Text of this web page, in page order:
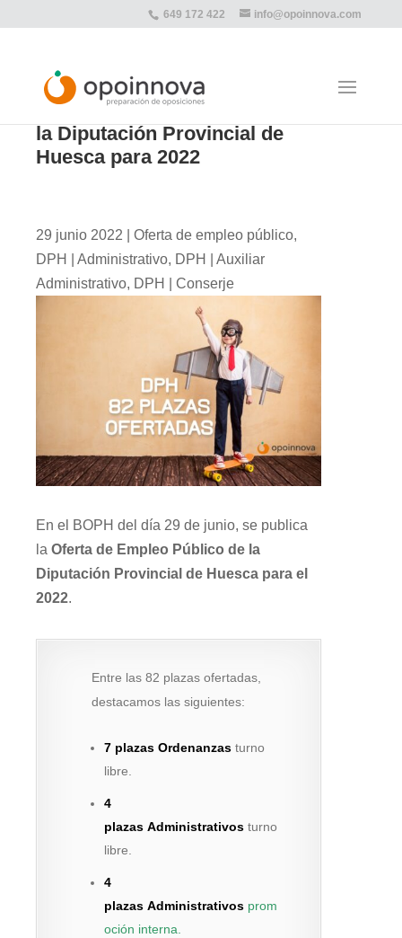
649 172 422 info@opoinnova.com
Oferta de Empleo Público de
la Diputación Provincial de
Huesca para 2022
29 junio 2022 Oferta de empleo público,
DPH | Administrativo, DPH | Auxiliar
Administrativo, DPH | Conserje
En el BOPH del día 29 de junio, se publica
la Oferta de Empleo Público de la
Diputación Provincial de Huesca para el
2022.
Entre las 82 plazas ofertadas,
destacamos las siguientes:
7 plazas Ordenanzasturno
libre.
4
plazas Administrativosturno
libre.
4
plazas Administrativosprom
oción interna.